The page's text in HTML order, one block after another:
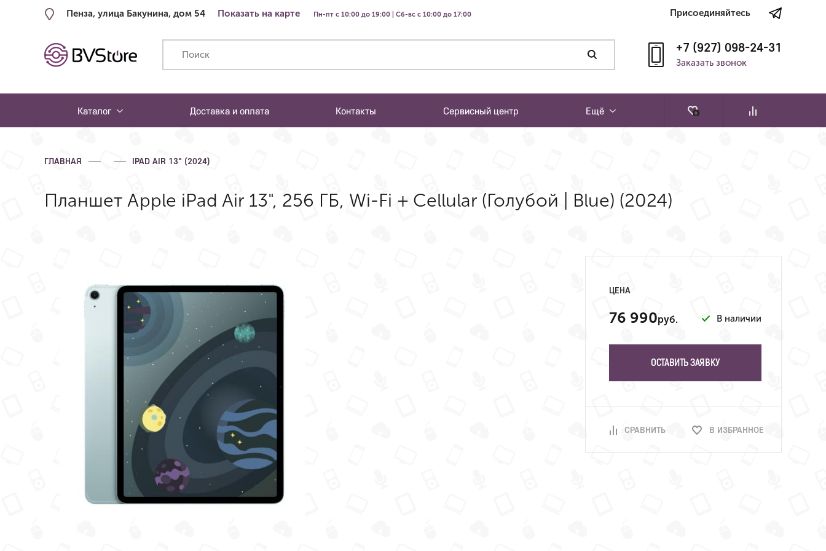
Пенза, улица Бакунина, дом 54 Показать на карте Пн-пт с 10:00 до 19:00 | Сб-вс с 10:00 до 17:00 Присоединяйтесь
+7 (927) 098-24-31
Заказать звонок
Каталог Доставка и оплата Контакты Сервисный центр Ещё
ГЛАВНАЯ IPAD AIR 13" (2024)
Планшет Apple iPad Air 13", 256 ГБ, Wi-Fi + Cellular (Голубой | Blue) (2024)
ЦЕНА
76 990руб. В наличии
ОСТАВИТЬ ЗАЯВКУ
СРАВНИТЬ В ИЗБРАННОЕ